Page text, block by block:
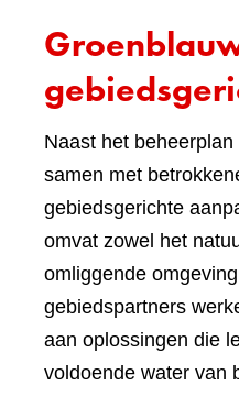
Naast het
samen met
gebiedsgerichte
omvat zowel het
omliggende
gebiedspartners
aan oplossingen die
voldoende water van